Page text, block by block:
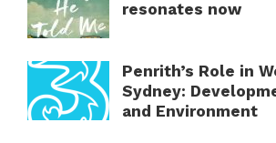
resonates now
Penrith’s Role in
Sydney:
and Environment